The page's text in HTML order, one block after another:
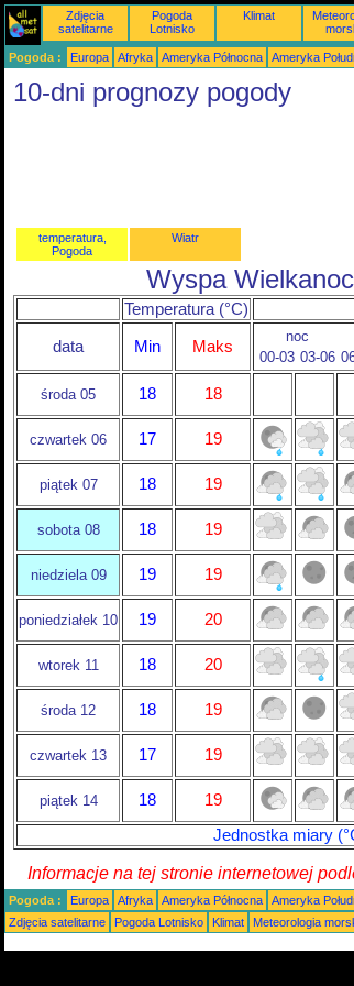
Zdjęcia
satelitarne
Pogoda
Lotnisko
Klimat
Pogoda : Europa Afryka Ameryka Północna Ameryka
10-dni prognozy pogody
temperatura,
Pogoda
Wiatr
Wyspa
Temperatura (°C)
data Min Maks
noc
00-03 03-06
środa 05 18 18
czwartek 06 17 19
piątek 07 18 19
sobota 08 18 19
niedziela 09 19 19
poniedziałek 10 19 20
wtorek 11 18 20
środa 12 18 19
czwartek 13 17 19
piątek 14 18
19
Jednostka miary
Informacje na tej stronie internetowej
Pogoda : Europa Afryka Ameryka Północna Ameryka
Zdjęcia satelitarne
Pogoda Lotnisko Klimat Meteorologia